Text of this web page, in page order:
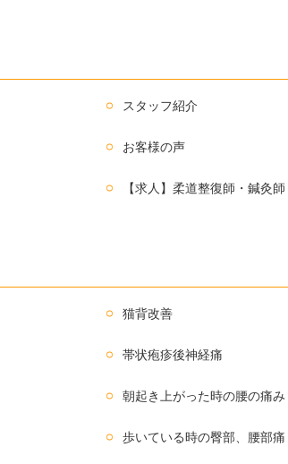
スタッフ紹介
お客様の声
【求人】柔道整復師・鍼灸師
猫背改善
帯状疱疹後神経痛
朝起き上がった時の腰の痛み
歩いている時の臀部、腰部痛